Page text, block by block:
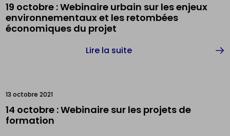
19 octobre : Webinaire urbain sur les enjeux
environnementaux et les retombées
économiques du projet
Lire la suite
13 octobre 2021
14 octobre : Webinaire sur les projets de
formation